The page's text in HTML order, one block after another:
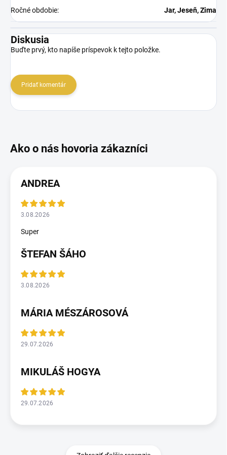
Ročné obdobie: Jar, Jeseň, Zima
Diskusia
Buďte prvý, kto napíše príspevok k tejto položke.
Pridať komentár
ANDREA
3.08.2026
Super
ŠTEFAN ŠÁHO
3.08.2026
MÁRIA MÉSZÁROSOVÁ
29.07.2026
MIKULÁŠ HOGYA
29.07.2026